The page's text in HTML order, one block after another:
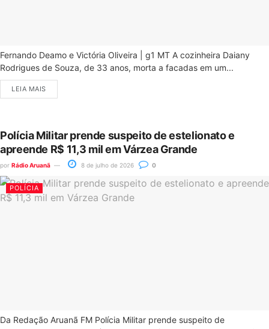
Fernando Deamo e Victória Oliveira | g1 MT A cozinheira Daiany
Rodrigues de Souza, de 33 anos, morta a facadas em um...
LEIA MAIS
Polícia Militar prende suspeito de estelionato e
apreende R$ 11,3 mil em Várzea Grande
por Rádio Aruanã 8 de julho de 2026 0
POLÍCIA
Da Redação Aruanã FM Polícia Militar prende suspeito de